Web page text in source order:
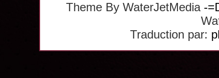
Theme By WaterJetMedia -
Traduction par: